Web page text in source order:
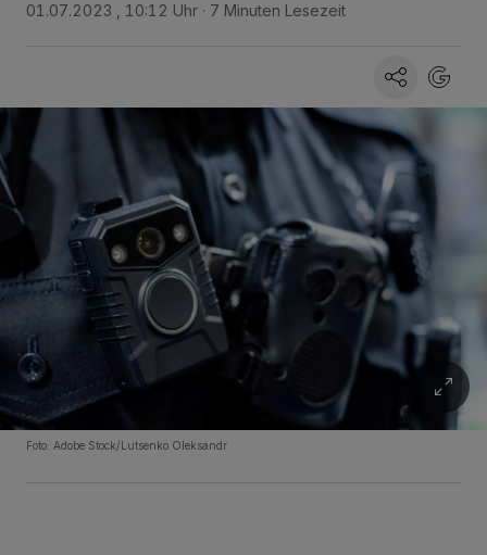
01.07.2023 , 10:12 Uhr 7 Minuten Lesezeit
Foto: Adobe Stock/Lutsenko Oleksandr